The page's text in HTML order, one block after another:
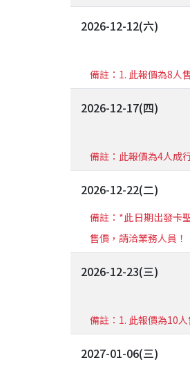
2026-12-12(六)
備註：1. 此報價為8人
2026-12-17(四)
備註：此報價為4人成
2026-12-22(二)
備註：*此日期出發卡
售價，請洽業務人員！
2026-12-23(三)
備註：1. 此報價為10
2027-01-06(三)